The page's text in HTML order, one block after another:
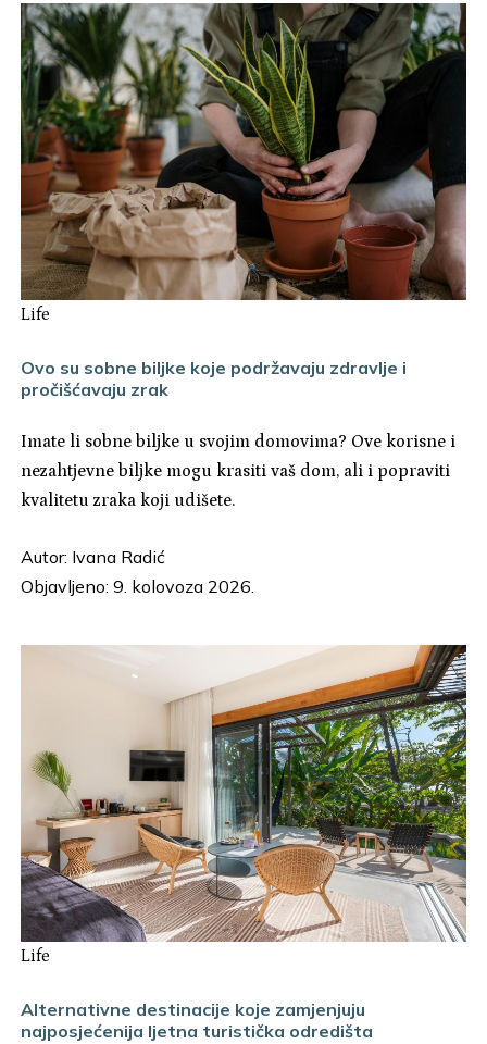
Life
Ovo su sobne biljke koje podržavaju zdravlje i
pročišćavaju zrak
Imate li sobne biljke u svojim domovima? Ove korisne i
nezahtjevne biljke mogu krasiti vaš dom, ali i popraviti
kvalitetu zraka koji udišete.
Autor: Ivana Radić
Objavljeno: 9. kolovoza 2026.
Life
Alternativne destinacije koje zamjenjuju
najposjećenija ljetna turistička odredišta